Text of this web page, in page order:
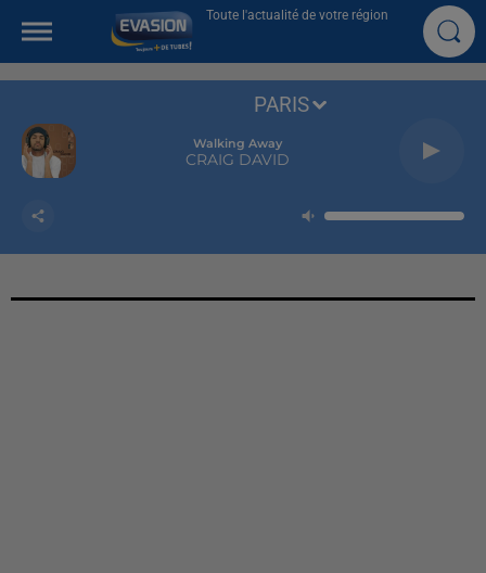
Toute l'actualité de votre région
Walking Away
CRAIG DAVID
PARIS